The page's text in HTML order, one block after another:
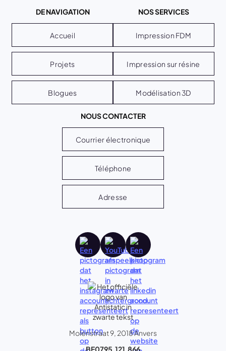
DE NAVIGATION
Accueil
Projets
Blogues
NOS SERVICES
Impression FDM
Impression sur résine
Modélisation 3D
NOUS CONTACTER
Courrier électronique
Téléphone
Adresse
Molenstraat 9, 2018 Anvers
BE0795,121,866